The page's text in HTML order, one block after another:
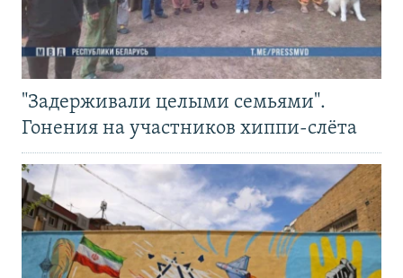
"Задерживали целыми семьями".
Гонения на участников хиппи-слёта